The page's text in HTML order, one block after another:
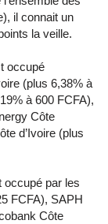
il connait un
la veille.
occupé
(plus 6,38% à
à 600 FCFA),
Côte
d’Ivoire (plus
occupé par les
FCFA), SAPH
Côte